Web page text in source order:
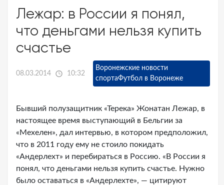
Лежар: в России я понял,
что деньгами нельзя купить
счастье
08.03.2014 10:32
Воронежские новости
спортаФутбол в Воронеже
Бывший полузащитник «Терека» Жонатан Лежар, в
настоящее время выступающий в Бельгии за
«Мехелен», дал интервью, в котором предположил,
что в 2011 году ему не стоило покидать
«Андерлехт» и перебираться в Россию. «В России я
понял, что деньгами нельзя купить счастье. Нужно
было оставаться в «Андерлехте», — цитируют